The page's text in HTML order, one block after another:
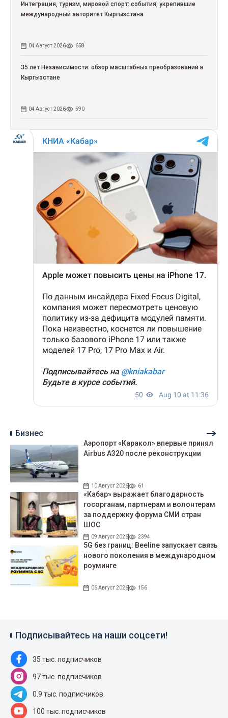
Интеграция, туризм, мировой спорт: события, укрепившие
международный авторитет Кыргызстана
04 Август 2026 658
35 лет Независимости: обзор масштабных преобразований в
Кыргызстане
04 Август 2026 590
Бизнес
Аэропорт «Каракол» впервые принял
Airbus A320 после реконструкции
10 Август 2026 61
«Кабар» выражает благодарность
госорганам, партнерам и волонтерам
за поддержку форума СМИ стран
ШОС
09 Август 2026 2394
5G без границ: Beeline запускает связь
нового поколения в международном
роуминге
06 Август 2026 156
Подписывайтесь на наши соцсети!
35 тыс. подписчиков
97 тыс. подписчиков
0.9 тыс. подписчиков
100 тыс. подписчиков